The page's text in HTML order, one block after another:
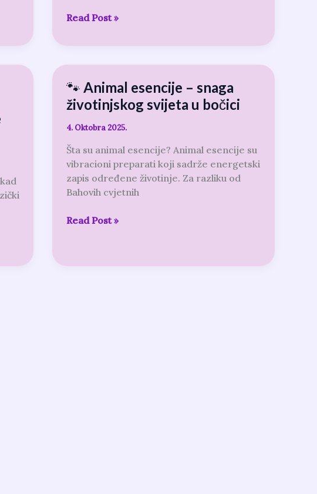
Read Post »
🐾 Animal esencije – snaga
životinjskog svijeta u bočici
4. Oktobra 2025.
Šta su animal esencije? Animal esencije su
vibracioni preparati koji sadrže energetski
zapis određene životinje. Za razliku od
Bahovih cvjetnih
🐾
Animal
esencije
–
snaga
životinjskog
svijeta
u
bočici
Read Post »